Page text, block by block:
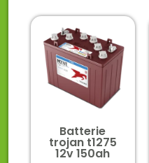
Batterie
trojan t1275
12v 150ah